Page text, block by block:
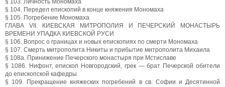
§ 104. Передел епископий в конце княжения Мономаха
§ 105. Погребение Мономаха
ГЛАВА VII. КИЕВСКАЯ МИТРОПОЛИЯ И ПЕЧЕРСКИЙ МОНАСТЫРЬ
ВРЕМЕНИ УПАДКА КИЕВСКОЙ РУСИ
§ 106. Вопрос о границах и новых епископиях по смерти Мономаха
§ 107. Смерть митрополита Никиты и прибытие митрополита Михаила
§ 108а. Принижение Печерского монастыря при Мстиславе
§ 1086. Нифонт, епископ Новгородский, грек — брат Печерской обители
до епископской кафедры
§ 109. Прекращение княжеских погребений в св. Софии и Десятинной